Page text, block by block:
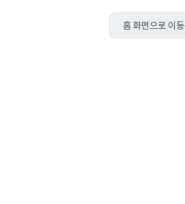
홈 화면으로 이동